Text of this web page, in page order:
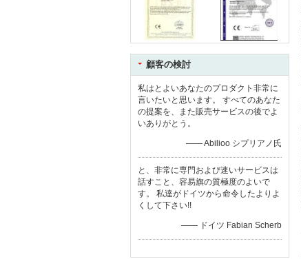
顧客の検討
私はとよいあなたのプロダクト非常に
言いたいと思います。 すべてのあなた
の提案を、また販売サービスの後でよ
いありがとう。
—— Abilioo シプリアノ氏
と、非常に専門および速いサービスは
話すこと、容易旗の質極度のよいで
す。 私達がドイツから命令したよりよ
くして下さい!!
—— ドイツ Fabian Scherb